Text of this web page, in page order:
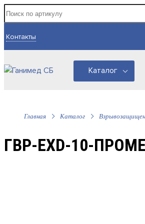
Контакты
Каталог
Главная Каталог
ГВР-EXD-10-